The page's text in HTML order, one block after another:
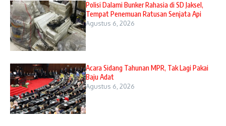
Polisi Dalami Bunker Rahasia di SD Jaksel,
Tempat Penemuan Ratusan Senjata Api
Agustus 6, 2026
Acara Sidang Tahunan MPR, Tak Lagi Pakai
Baju Adat
Agustus 6, 2026